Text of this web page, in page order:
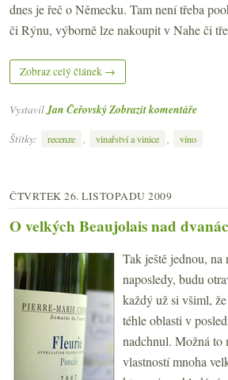
dnes je řeč o Německu. Tam není třeba
či Rýnu, výborně lze nakoupit v Nahe či
Zobraz celý článek →
VystavilJan ČeřovskýZobrazit komentáře
Štítky:
recenze , vinařství a vinice , víno
ČTVRTEK 26. LISTOPADU 2009
O velkých Beaujolais nad
Tak ještě jednou, na
naposledy, budu
každý už si všiml,
téhle oblasti v
nadchnul. Možná to
vlastností mnoha